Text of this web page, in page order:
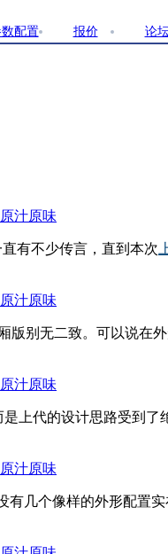
配置 报价 论
有不少传言，直到 本次
别无二致。可以说在
上代的设计思路受到了
几个像样的外形配置